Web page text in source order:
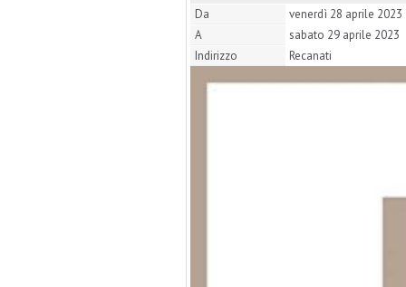
Da
venerdì 28 aprile 2023
A
sabato 29 aprile 2023
Indirizzo
Recanati